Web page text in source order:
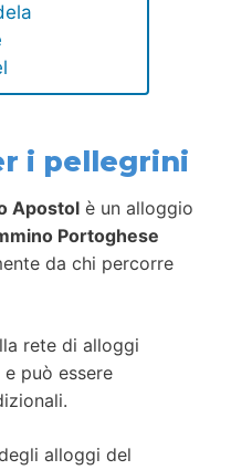
i pellegrini
Apostol è un alloggio
Portoghese
da chi percorre
rete di alloggi
può essere
alloggi del